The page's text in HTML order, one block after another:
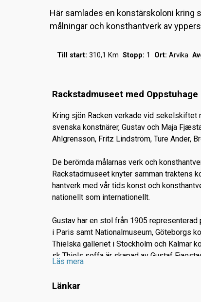
Här samlades en konstärskoloni kring
målningar och konsthantverk av
Till start: 310,1 Km Stopp: 1 Ort: Arvika
Rackstadmuseet med Oppstuhage
Kring sjön Racken verkade vid sekelskiftet
svenska konstnärer, Gustav och Maja
Ahlgrensson, Fritz Lindström, Ture Ander,
De berömda målarnas verk och
Rackstadmuseet knyter samman traktens
hantverk med vår tids konst och
nationellt som internationellt.
Gustav har en stol från 1905
i Paris samt Nationalmuseum, Göteborgs
Thielska galleriet i Stockholm och Kalmar
sk Thiels soffa är skapad av Gustaf
bostad och ateljé och är idag öppen för
Läs mera
Länkar